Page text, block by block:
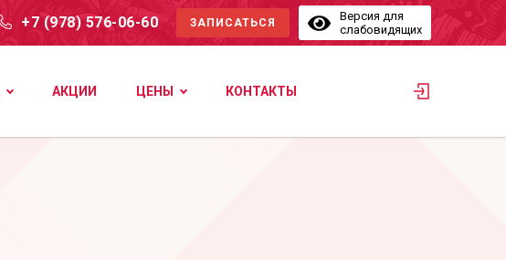
+7 (978) 576-06-60 ЗАПИСАТЬСЯ
Версия для
слабовидящих
АКЦИИ ЦЕНЫ КОНТАКТЫ